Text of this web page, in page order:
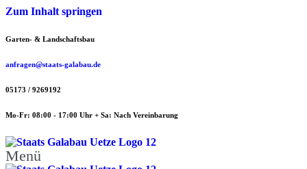
Zum Inhalt springen
Garten- & Landschaftsbau
anfragen@staats-galabau.de
05173 / 9269192
Mo-Fr: 08:00 - 17:00 Uhr + Sa: Nach Vereinbarung
Menü